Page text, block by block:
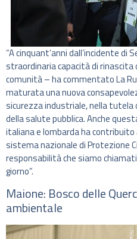
“A cinquant’anni dall’incidente di
straordinaria capacità di rinascita
comunità – ha commentato La
maturata una nuova
sicurezza industriale, nella tutela
della salute pubblica. Anche
italiana e lombarda ha
sistema nazionale di Protezione
responsabilità che siamo
giorno”.
Maione: Bosco delle
ambientale